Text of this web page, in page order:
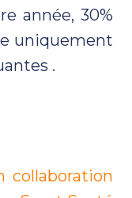
année, 30%
uniquement
.
collaboration